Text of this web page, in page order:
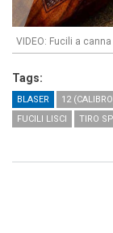
VIDEO: Fucili a
Tags:
BLASER 12
FUCILI LISCI
TIRO